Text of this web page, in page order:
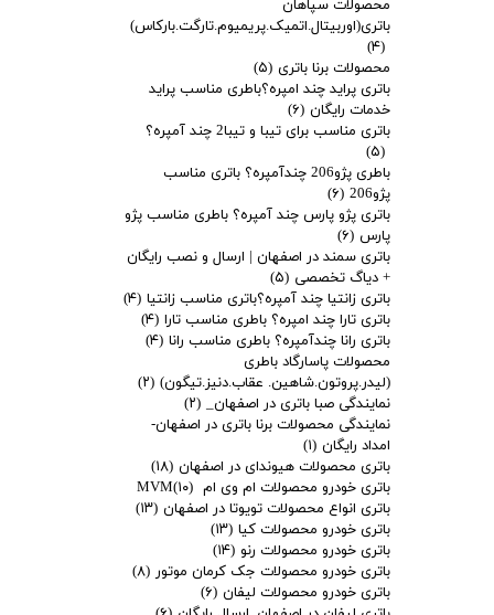
محصولات سپاهان
باتری(اوربیتال.اتمیک.پریمیوم.تارگت.بارکاس)
(۴)
محصولات برنا باتری (۵)
باتری پراید چند امپره؟باطری مناسب پراید
خدمات رایگان (۶)
باتری مناسب برای تیبا و تیبا2 چند آمپره؟
(۵)
باطری پژو206 چندآمپره؟ باتری مناسب
پژو206
(۶)
باتری پژو پارس چند آمپره؟ باطری مناسب پژو
پارس (۶)
باتری سمند در اصفهان | ارسال و نصب رایگان
+ دیاگ تخصصی (۵)
باتری زانتیا چند آمپره؟باتری مناسب زانتیا (۴)
باتری تارا چند امپره؟ باطری مناسب تارا (۴)
باتری رانا چندآمپره؟ باطری مناسب رانا (۴)
محصولات پاسارگاد باطری
(لیدر.پروتون.شاهین. عقاب.دنیز.تیگون) (۲)
نمایندگی صبا باتری در اصفهان_ (۲)
نمایندگی محصولات برنا باتری در اصفهان-
امداد رایگان (۱)
باتری محصولات هیوندای در اصفهان (۱۸)
باتری خودرو محصولات ام وی ام MVM (۱۰)
باتری انواع محصولات تویوتا در اصفهان (۱۳)
باتری خودرو محصولات کیا (۱۳)
باتری خودرو محصولات رنو (۱۴)
باتری خودرو محصولات جک کرمان موتور (۸)
باتری خودرو محصولات لیفان (۶)